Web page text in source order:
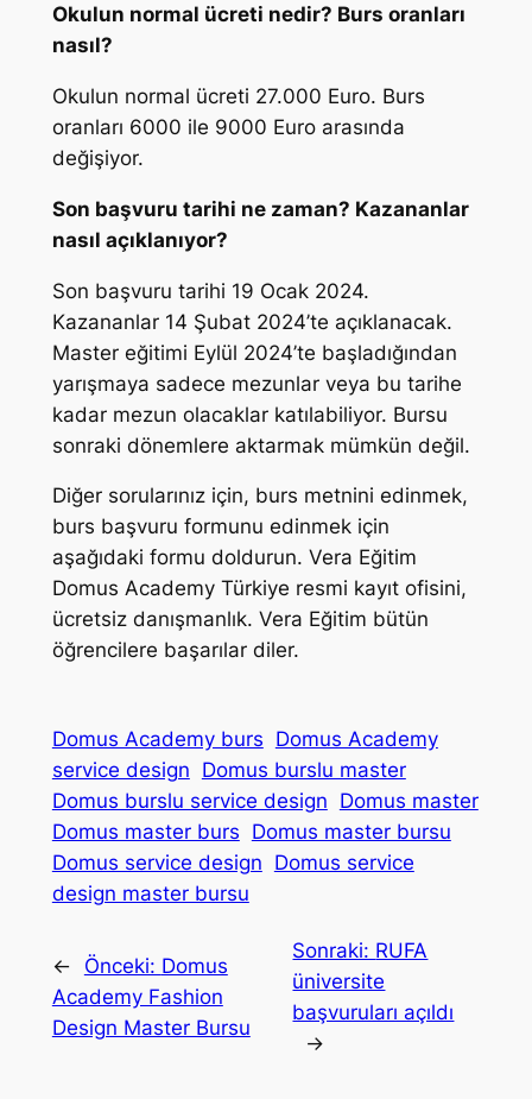
Okulun normal ücreti nedir? Burs oranları
nasıl?
Okulun normal ücreti 27.000 Euro. Burs
oranları 6000 ile 9000 Euro arasında
değişiyor.
Son başvuru tarihi ne zaman? Kazananlar
nasıl açıklanıyor?
Son başvuru tarihi 19 Ocak 2024.
Kazananlar 14 Şubat 2024’te açıklanacak.
Master eğitimi Eylül 2024’te başladığından
yarışmaya sadece mezunlar veya bu tarihe
kadar mezun olacaklar katılabiliyor. Bursu
sonraki dönemlere aktarmak mümkün değil.
Diğer sorularınız için, burs metnini edinmek,
burs başvuru formunu edinmek için
aşağıdaki formu doldurun. Vera Eğitim
Domus Academy Türkiye resmi kayıt ofisini,
ücretsiz danışmanlık. Vera Eğitim bütün
öğrencilere başarılar diler.
Domus Academy burs Domus Academy
service design Domus burslu master
Domus burslu service design Domus master
Domus master burs Domus master bursu
Domus service design Domus service
design master bursu
← Önceki: Domus
Academy Fashion
Design Master Bursu
Sonraki: RUFA
üniversite
başvuruları açıldı
→